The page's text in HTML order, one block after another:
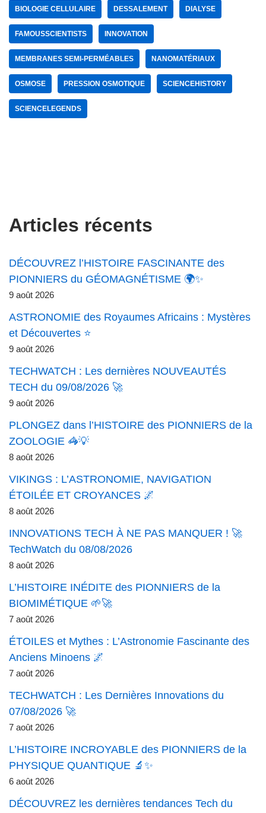
BIOLOGIE CELLULAIRE DESSALEMENT DIALYSE
FAMOUSSCIENTISTS INNOVATION
MEMBRANES SEMI-PERMÉABLES NANOMATÉRIAUX
OSMOSE PRESSION OSMOTIQUE SCIENCEHISTORY
SCIENCELEGENDS
Articles récents
DÉCOUVREZ l’HISTOIRE FASCINANTE des
PIONNIERS du GÉOMAGNÉTISME 🌍✨
9 août 2026
ASTRONOMIE des Royaumes Africains : Mystères
et Découvertes ⭐
9 août 2026
TECHWATCH : Les dernières NOUVEAUTÉS
TECH du 09/08/2026 🚀
9 août 2026
PLONGEZ dans l’HISTOIRE des PIONNIERS de la
ZOOLOGIE 🦓💡
8 août 2026
VIKINGS : L’ASTRONOMIE, NAVIGATION
ÉTOILÉE ET CROYANCES 🌌
8 août 2026
INNOVATIONS TECH À NE PAS MANQUER ! 🚀
TechWatch du 08/08/2026
8 août 2026
L’HISTOIRE INÉDITE des PIONNIERS de la
BIOMIMÉTIQUE 🌱🚀
7 août 2026
ÉTOILES et Mythes : L’Astronomie Fascinante des
Anciens Minoens 🌌
7 août 2026
TECHWATCH : Les Dernières Innovations du
07/08/2026 🚀
7 août 2026
L’HISTOIRE INCROYABLE des PIONNIERS de la
PHYSIQUE QUANTIQUE 🔬✨
6 août 2026
DÉCOUVREZ les dernières tendances Tech du